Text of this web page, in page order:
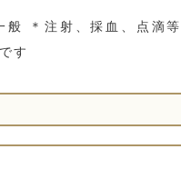
般 ＊注射、採血、点滴等
す